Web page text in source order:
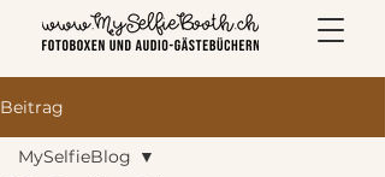
Beitrag
MySelfieBlog